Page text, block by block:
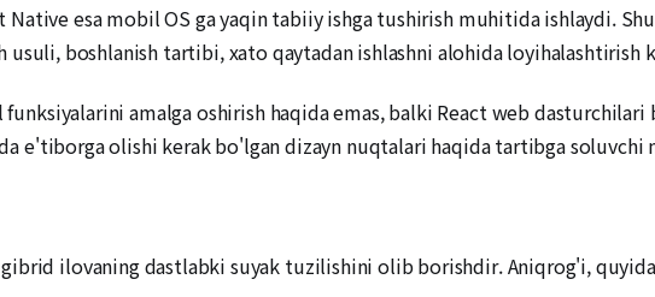
esa mobil OS ga yaqin tabiiy ishga tushirish muhitida ishlaydi.
boshlanish tartibi, xato qaytadan ishlashni alohida loyihalashtirish
amalga oshirish haqida emas, balki React web
e'tiborga olishi kerak bo'lgan dizayn nuqtalari haqida tartibga soluvchi
ilovaning dastlabki suyak tuzilishini olib borishdir. Aniqrog'i,